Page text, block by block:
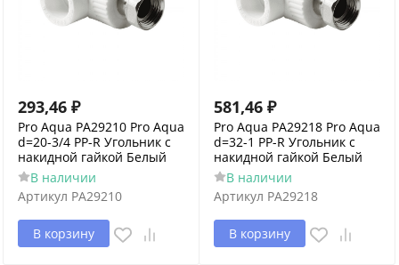
293,46 ₽
Pro Aqua PA29210 Pro Aqua
d=20-3/4 PP-R Угольник с
накидной гайкой Белый
В наличии
Артикул PA29210
В корзину
581,46 ₽
Pro Aqua PA29218 Pro Aqua
d=32-1 PP-R Угольник с
накидной гайкой Белый
В наличии
Артикул PA29218
В корзину